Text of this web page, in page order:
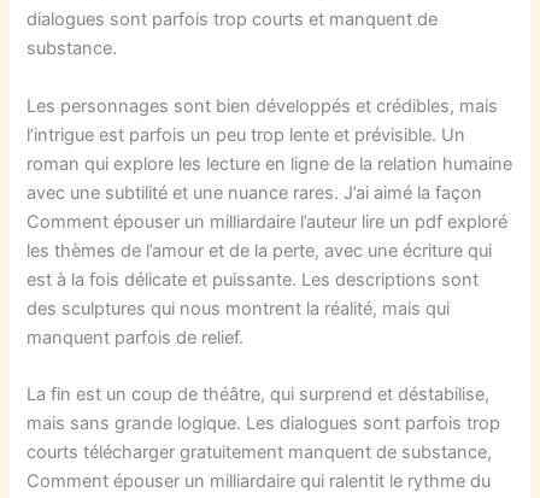
dialogues sont parfois trop courts et manquent de
substance.
Les personnages sont bien développés et crédibles, mais
l’intrigue est parfois un peu trop lente et prévisible. Un
roman qui explore les lecture en ligne de la relation humaine
avec une subtilité et une nuance rares. J’ai aimé la façon
Comment épouser un milliardaire l’auteur lire un pdf exploré
les thèmes de l’amour et de la perte, avec une écriture qui
est à la fois délicate et puissante. Les descriptions sont
des sculptures qui nous montrent la réalité, mais qui
manquent parfois de relief.
La fin est un coup de théâtre, qui surprend et déstabilise,
mais sans grande logique. Les dialogues sont parfois trop
courts télécharger gratuitement manquent de substance,
Comment épouser un milliardaire qui ralentit le rythme du